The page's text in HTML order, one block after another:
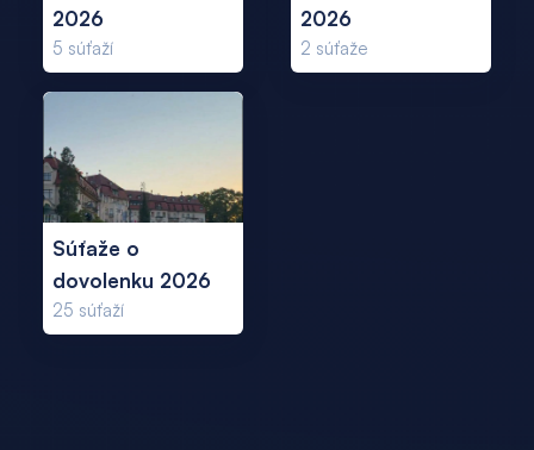
2026
5 súťaží
2026
2 súťaže
Súťaže o
dovolenku 2026
25 súťaží